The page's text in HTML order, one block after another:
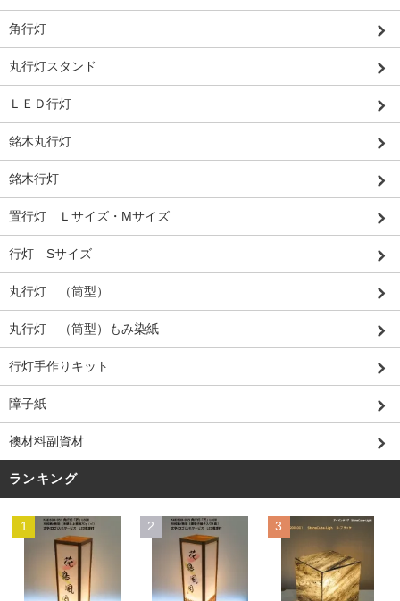
角行灯
丸行灯スタンド
ＬＥＤ行灯
銘木丸行灯
銘木行灯
置行灯 Ｌサイズ・Mサイズ
行灯 Sサイズ
丸行灯 （筒型）
丸行灯 （筒型）もみ染紙
行灯手作りキット
障子紙
襖材料副資材
ランキング
1 2 3